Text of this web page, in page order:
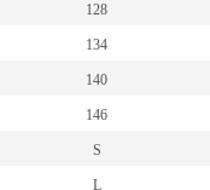
128
134
140
146
S
L